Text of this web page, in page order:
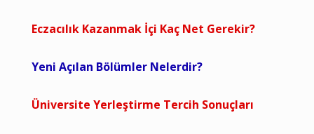
Eczacılık Kazanmak İçi Kaç Net Gerekir?
Yeni Açılan Bölümler Nelerdir?
Üniversite Yerleştirme Tercih Sonuçları